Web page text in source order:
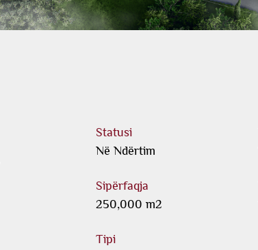
Statusi
Në Ndërtim
Sipërfaqja
250,000 m2
Tipi